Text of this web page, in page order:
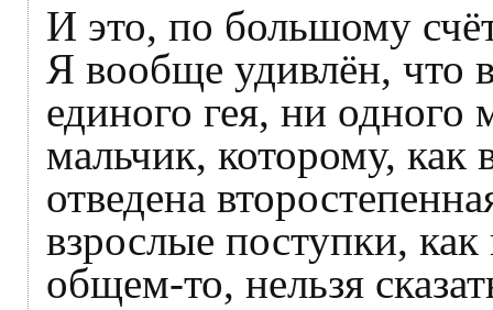
И это, по большому
Я вообще удивлён, что
единого гея, ни одного
мальчик, которому, как
отведена
взрослые поступки, как
общем-то, нельзя